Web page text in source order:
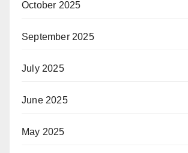
October 2025
September 2025
July 2025
June 2025
May 2025